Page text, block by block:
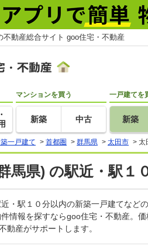
不動産総合サイト goo住宅・不動産
マンションを買う
新築 中古
一戸建てを
新築
一戸建て > 首都圏 > 群馬県 > 太田市 > 太
馬県) の駅近・駅１
・駅１０分以内の新築一戸建てなど
情報を探すならgoo住宅・不動産。
動産がサポートします。